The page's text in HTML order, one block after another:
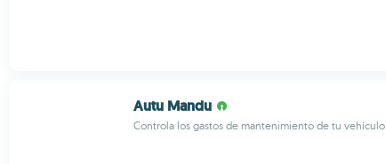
Autu Mandu
Controla los gastos de mantenimiento de tu vehículo